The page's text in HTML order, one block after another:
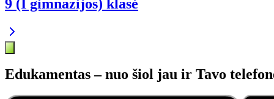
9 (I gimnazijos) klasė
Edukamentas – nuo šiol jau ir Tavo